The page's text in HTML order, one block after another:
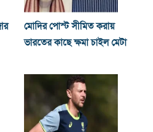
মোদির পোস্ট সীমিত করায়
ভারতের কাছে ক্ষমা চাইল মেটা